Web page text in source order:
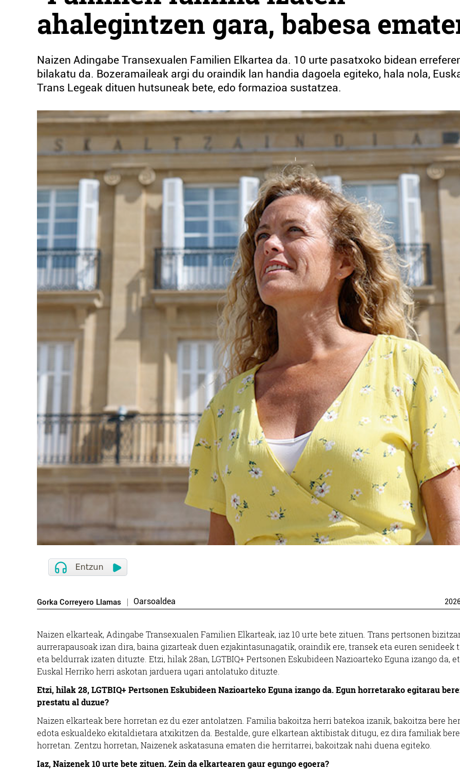
ahalegintzen gara, babesa
Naizen Adingabe Transexualen Familien Elkartea da. 10 urte pasatxoko bidean
bilakatu da. Bozeramaileak argi du oraindik lan handia dagoela egiteko, hala nola,
Trans Legeak dituen hutsuneak bete, edo formazioa sustatzea.
Gorka Correyero Llamas Oarsoaldea
Naizen elkarteak, Adingabe Transexualen Familien Elkarteak, iaz 10 urte bete zituen. Trans pertsonen
aurrerapausoak izan dira, baina gizarteak duen ezjakintasunagatik, oraindik ere, transek eta euren senideek
eta beldurrak izaten dituzte. Etzi, hilak 28an, LGTBIQ+ Pertsonen Eskubideen Nazioarteko Eguna izango da,
Euskal Herriko herri askotan jarduera ugari antolatuko dituzte.
Etzi, hilak 28, LGTBIQ+ Pertsonen Eskubideen Nazioarteko Eguna izango da. Egun horretarako egitarau
prestatu al duzue?
Naizen elkarteak bere horretan ez du ezer antolatzen. Familia bakoitza herri batekoa izanik, bakoitza bere
edota eskualdeko ekitaldietara atxikitzen da. Bestalde, gure elkartean aktibistak ditugu, ez dira familiak bere
horretan. Zentzu horretan, Naizenek askatasuna ematen die herritarrei, bakoitzak nahi duena egiteko.
Iaz, Naizenek 10 urte bete zituen. Zein da elkartearen gaur egungo egoera?
Ikastetxeak
HAURTZARO IKASTOLA
Oiartzun
Ikastetxeak
ELIZALDE HERRI ESKOLA
Ikastetxeak